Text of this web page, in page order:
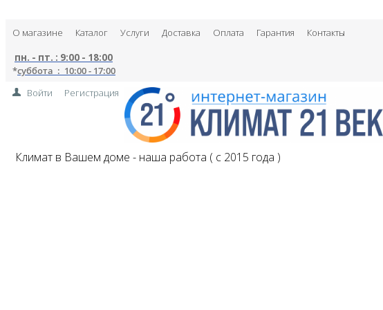
О магазине Каталог Услуги Доставка Оплата Гарантия Контакты
пн. - пт. : 9:00 - 18:00
*суббота : 10:00 - 17:00
Войти
Регистрация
Климат в Вашем доме - наша работа ( с 2015 года )